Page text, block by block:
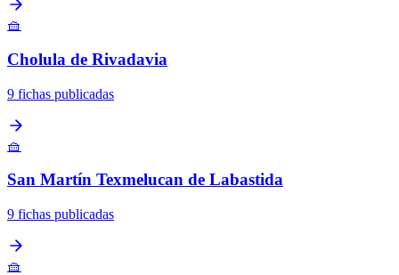
🧺
Cholula de Rivadavia
9 fichas publicadas
🧺
San Martín Texmelucan de Labastida
9 fichas publicadas
🧺